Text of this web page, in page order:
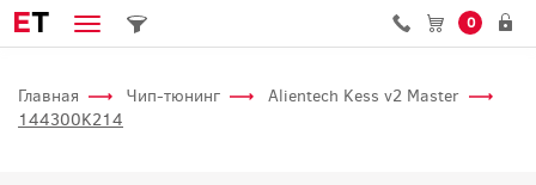
ET 0
Главная Чип-тюнинг
Alientech Kess v2 Master
144300K214